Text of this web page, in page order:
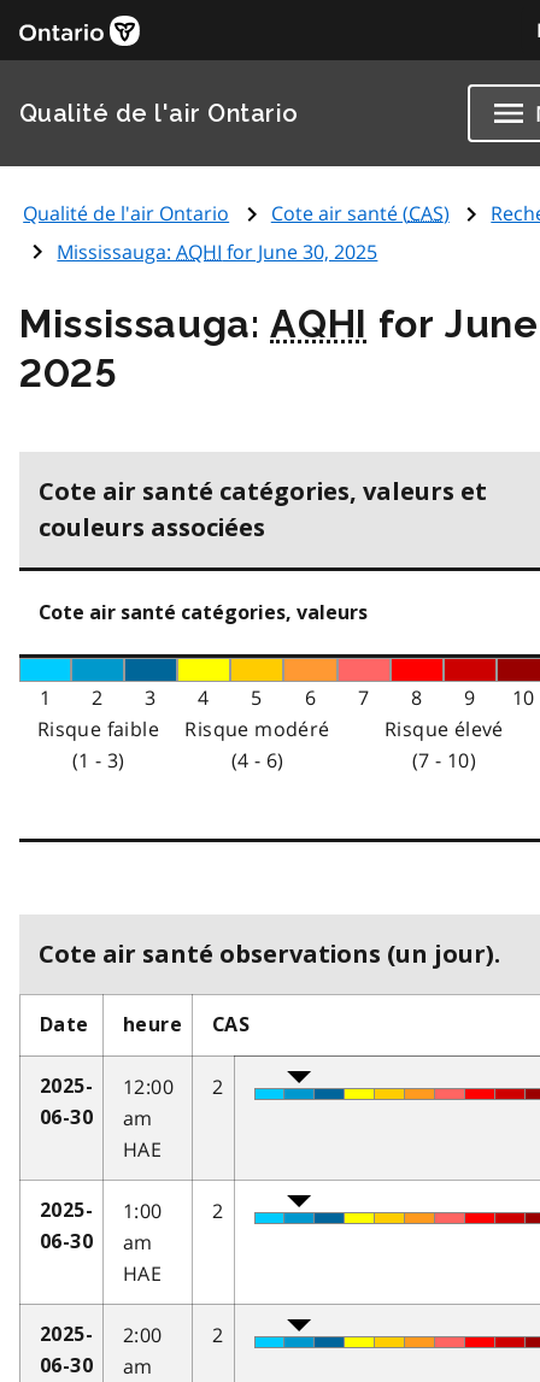
Qualité de l'air Ontario
Qualité de l'air Ontario Cote air santé (CAS)
Mississauga:AQHI for June 30, 2025
Mississauga:AQHI for
2025
Cote air santé catégories, valeurs et
couleurs associées
Cote air santé catégories, valeurs
1 2 3 4 5 6 7 8 9
10
Risque faible
(1 - 3)
Risque modéré
(4 - 6)
Risque élevé
(7 - 10)
Cote air santé observations (un jour).
Date heure CAS
2025-
06-30
12:00
am
HAE
2
2025-
06-30
1:00
am
HAE
2
2025-
06-30
2:00
am
2